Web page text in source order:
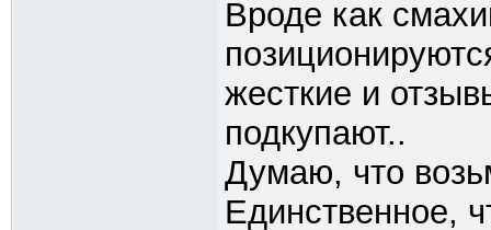
Вроде как
жесткие и
подкупают..
Думаю, что
Единственное,